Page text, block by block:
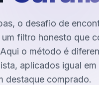
o desafio de
filtro honesto que
o método é
aplicados igual
destaque comprado.